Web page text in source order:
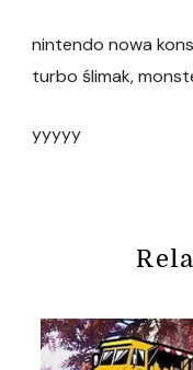
nintendo nowa
turbo ślimak,
yyyyy